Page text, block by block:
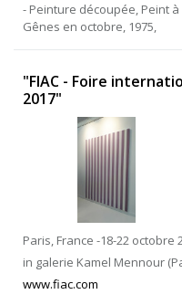
- Peinture découpée, Peint
Gênes en octobre, 1975,
"FIAC - Foire
2017"
Paris, France -18-22 octobre
in galerie Kamel Mennour
www.fiac.com